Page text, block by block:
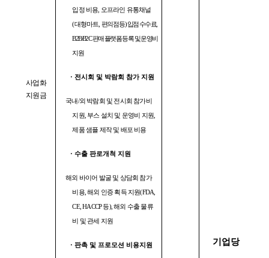
사업화
지원금
입정 비용, 오프라인 유통채널
(대형마트, 편의점 등)입점 수수료,
B2B/B2C판매 플랫폼 등록 및 운영비
지원
· 전시회 및 박람회 참가 지원
국내/외 박람회 및 전시회 참가비
지원,부스 설치 및 운영비 지원,
제품 샘플 제작 및 배포 비용
· 수출 판로개척 지원
해외 바이어 발굴 및 상담회 참가
비용,해외 인증 획득 지원(FDA,
CE, HACCP등),해외 수출 물류
비 및 관세 지원
· 판촉 및 프로모션 비용지원 기업당